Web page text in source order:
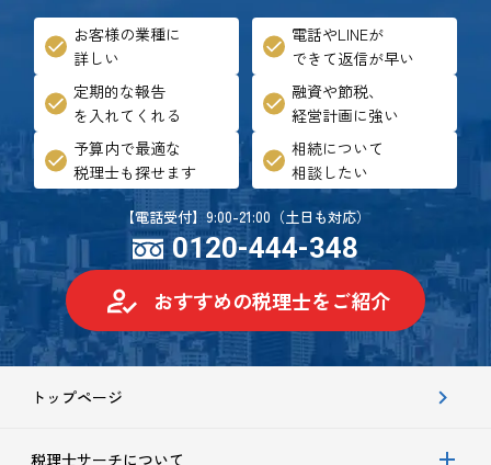
お客様の業種に
詳しい
電話やLINEが
できて返信が早い
定期的な報告
を入れてくれる
融資や節税、
経営計画に強い
予算内で最適な
税理士も探せます
相続について
相談したい
【電話受付】9:00-21:00（土日も対応）
0120-444-348
おすすめの税理士をご紹介
トップページ
税理士サーチについて